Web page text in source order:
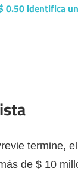
0.50 identifica
termine,
de $ 10